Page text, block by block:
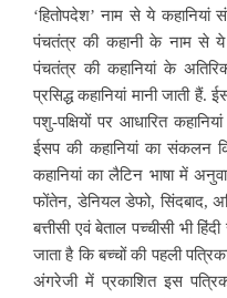
‘हितोपदेश’ नाम से ये कहानियां
पंचतंत्र की कहानी के नाम से ये
पंचतंत्र की कहानियां के
प्रसिद्ध कहानियां मानी जाती
पशु-पक्षियों पर आधारित
ईसप की कहानियां का संकलन
कहानियां का लैटिन भाषा में
फोंतेन, डेनियल डेफो, सिंदबाद,
बत्तीसी एवं बेताल पच्चीसी भी
जाता है कि बच्चों की पहली
अंगरेजी में प्रकाशित इस